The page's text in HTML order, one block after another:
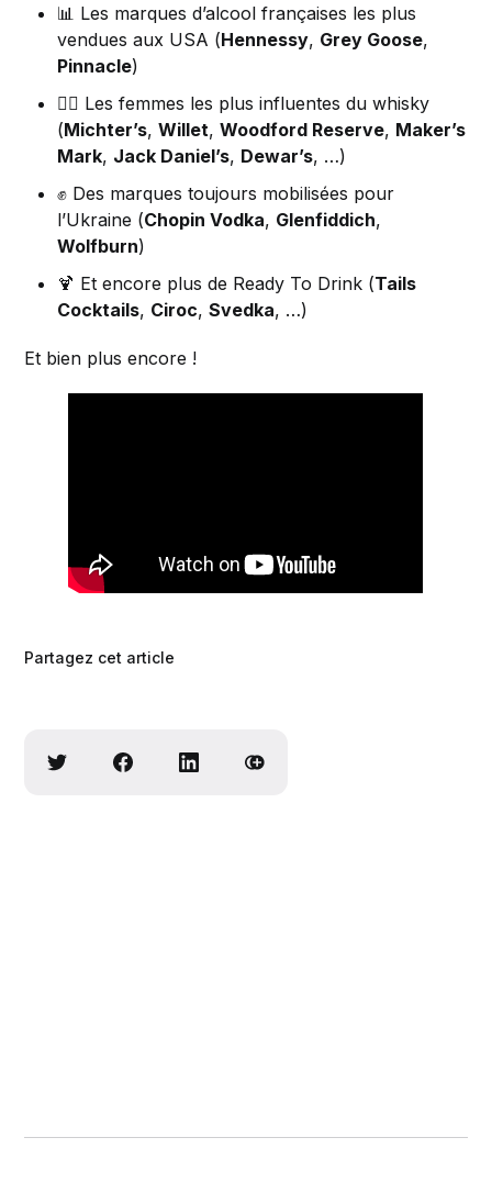
📊 Les marques d’alcool françaises les plus
vendues aux USA (Hennessy, Grey Goose,
Pinnacle)
🦸‍♀️ Les femmes les plus influentes du whisky
(Michter’s,Willet,Woodford Reserve, Maker’s
Mark, Jack Daniel’s, Dewar’s, …)
✊ Des marques toujours mobilisées pour
l’Ukraine (Chopin Vodka, Glenfiddich,
Wolfburn)
🍹 Et encore plus de Ready To Drink (Tails
Cocktails, Ciroc,Svedka, …)
Et bien plus encore !
Partagez cet article